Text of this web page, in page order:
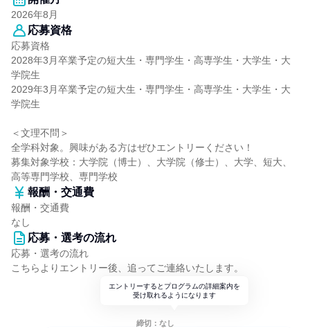
2026年8月
応募資格
応募資格
2028年3月卒業予定の短大生・専門学生・高専学生・大学生・大
学院生
2029年3月卒業予定の短大生・専門学生・高専学生・大学生・大
学院生
＜文理不問＞
全学科対象。興味がある方はぜひエントリーください！
募集対象学校：大学院（博士）、大学院（修士）、大学、短大、
高等専門学校、専門学校
報酬・交通費
報酬・交通費
なし
応募・選考の流れ
応募・選考の流れ
こちらよりエントリー後、追ってご連絡いたします。
エントリーするとプログラムの詳細案内を
受け取れるようになります
締切：なし